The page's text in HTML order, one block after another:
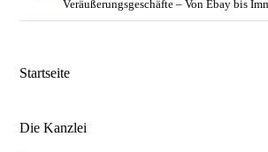
Veräußerungsgeschäfte – Von Ebay bis
Startseite
Die Kanzlei